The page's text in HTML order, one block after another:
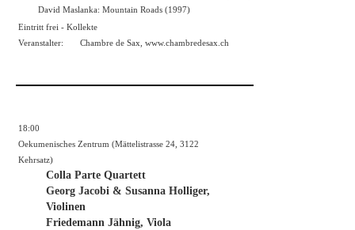
David Maslanka: Mountain Roads (1997)
Eintritt frei - Kollekte
Veranstalter:
Chambre de Sax, www.chambredesax.ch
18:00
Oekumenisches Zentrum (Mättelistrasse 24, 3122
Kehrsatz)
Colla Parte Quartett
Georg Jacobi & Susanna Holliger,
Violinen
Friedemann Jähnig, Viola